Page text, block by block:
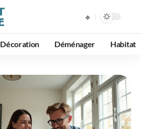
Décoration Déménager Habitat